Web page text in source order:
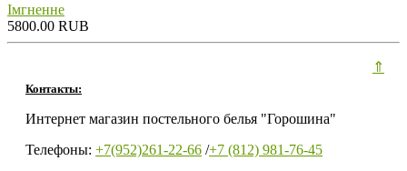
Iмгненне
5800.00 RUB
Контакты:
Интернет магазин постельного белья "Горошина"
Телефоны: +7(952)261-22-66 /+7 (812) 981-76-45
⇑